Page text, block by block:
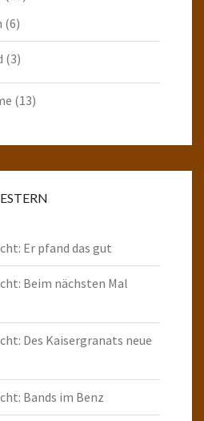
(6)
(3)
(13)
Er pfand das gut
Beim nächsten Mal
Des Kaisergranats neue
Bands im Benz